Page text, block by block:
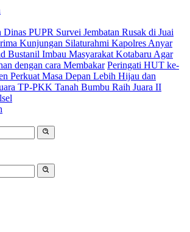
PUPR Survei Jembatan Rusak di Juai
Kunjungan Silaturahmi Kapolres Anyar
Bustanil Imbau Masyarakat Kotabaru Agar
dengan cara Membakar Peringati HUT ke-
Perkuat Masa Depan Lebih Hijau dan
TP-PKK Tanah Bumbu Raih Juara II